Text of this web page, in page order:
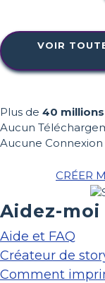
VOIR
Plus de 40 millions
Aucun
Aucune Connexion
CRÉER
Aidez-moi
Aide et FAQ
Créateur de
Comment